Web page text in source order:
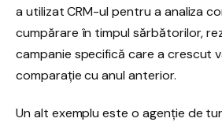
a utilizat CRM-ul pentru a analiza
cumpărare în timpul sărbătorilor,
campanie specifică care a crescut
comparație cu anul anterior.
Un alt exemplu este o agenție de